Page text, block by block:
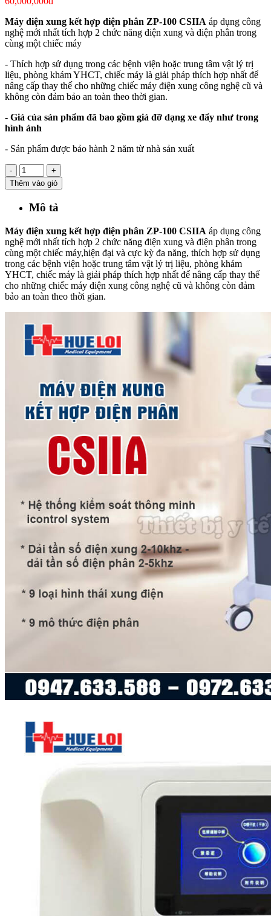
Máy điện xung kết hợp điện phân ZP-100 CSIIA áp dụng công
nghệ mới nhất tích hợp 2 chức năng điện xung và điện phân trong
cùng một chiếc máy
- Thích hợp sử dụng trong các bệnh viện hoặc trung tâm vật lý trị
liệu, phòng khám YHCT, chiếc máy là giải pháp thích hợp nhất để
nâng cấp thay thế cho những chiếc máy điện xung công nghệ cũ và
không còn đảm bảo an toàn theo thời gian.
- Giá của sản phẩm đã bao gồm giá đỡ dạng xe đẩy như trong
hình ảnh
- Sản phẩm được bảo hành 2 năm từ nhà sản xuất
-
+
Thêm vào giỏ
Mô tả
Máy điện xung kết hợp điện phân ZP-100 CSIIA áp dụng công
nghệ mới nhất tích hợp 2 chức năng điện xung và điện phân trong
cùng một chiếc máy,hiện đại và cực kỳ đa năng, thích hợp sử dụng
trong các bệnh viện hoặc trung tâm vật lý trị liệu, phòng khám
YHCT, chiếc máy là giải pháp thích hợp nhất để nâng cấp thay thế
cho những chiếc máy điện xung công nghệ cũ và không còn đảm
bảo an toàn theo thời gian.